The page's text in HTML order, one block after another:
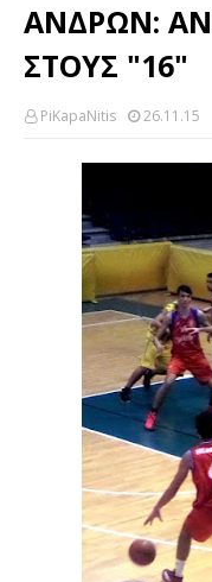
ΑΝΔΡΩΝ:
ΣΤΟΥΣ "16"
PiKapaNitis 26.11.15